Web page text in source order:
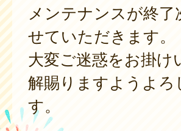
メンテナンスが終
せていただきます。
大変ご迷惑をお掛
解賜りますようよ
す。